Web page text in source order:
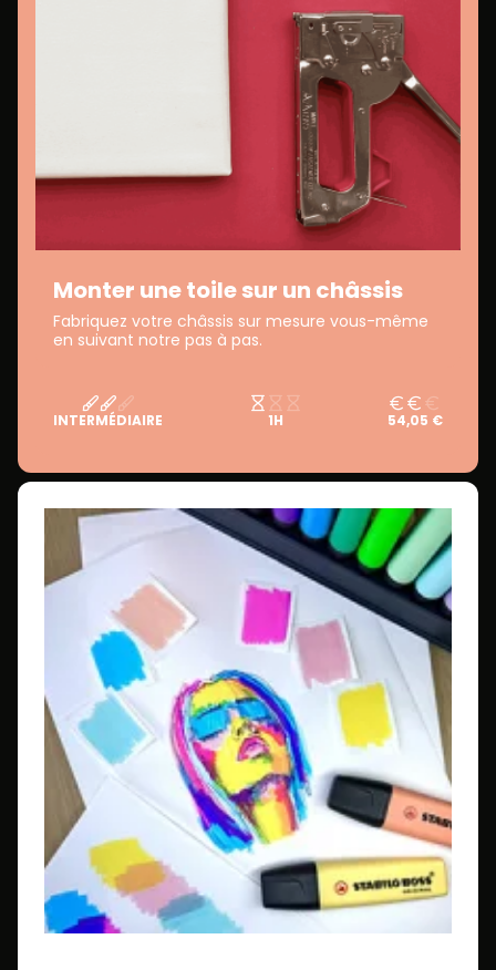
Monter une toile sur un châssis
Fabriquez votre châssis sur mesure vous-même
en suivant notre pas à pas.
INTERMÉDIAIRE 1H 54,05 €